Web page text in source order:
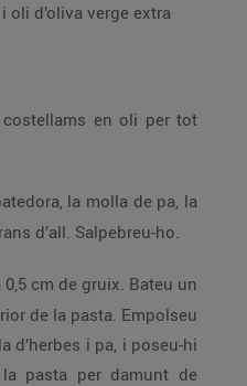
oli d’oliva verge extra
en oli per tot
la molla de pa, la
d’all. Salpebreu-ho.
cm de gruix. Bateu un
de la pasta. Empolseu
d’herbes i pa, i poseu-hi
pasta per damunt de